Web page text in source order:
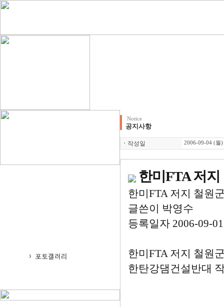
Notice
공지사항
ㆍ 작성일 2006-09-04 (월)
한미FTA 저
한미FTA 저지 철원
글쓴이 박영수
등록일자 2006-09-
한미FTA 저지 철원
한탄강댐건설반대